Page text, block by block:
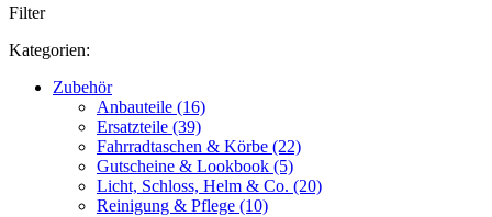
Filter
Kategorien:
Zubehör
Anbauteile (16)
Ersatzteile (39)
Fahrradtaschen & Körbe (22)
Gutscheine & Lookbook (5)
Licht, Schloss, Helm & Co. (20)
Reinigung & Pflege (10)